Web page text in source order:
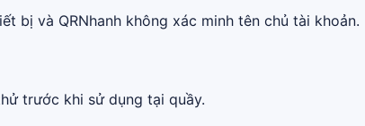
bị và QRNhanh không xác minh tên chủ tài khoản.
trước khi sử dụng tại quầy.